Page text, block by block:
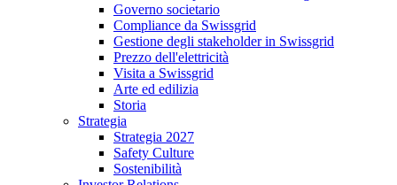
Governo societario
Compliance da Swissgrid
Gestione degli stakeholder in Swissgrid
Prezzo dell'elettricità
Visita a Swissgrid
Arte ed edilizia
Storia
Strategia
Strategia 2027
Safety Culture
Sostenibilità